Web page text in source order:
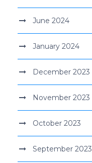
June 2024
January 2024
December 2023
November 2023
October 2023
September 2023